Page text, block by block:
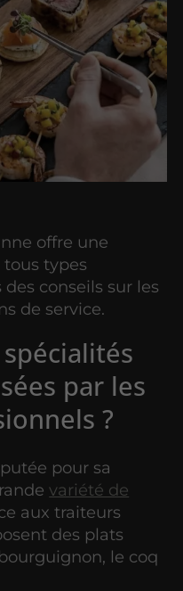
offre une
types
conseils sur les
de service.
par les
?
pour sa
variété de
aux traiteurs
des plats
le coq